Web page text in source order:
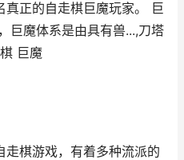
真正的自走棋巨魔玩家。 巨
巨魔体系是由具有兽...,刀塔
巨魔
走棋游戏，有着多种流派的